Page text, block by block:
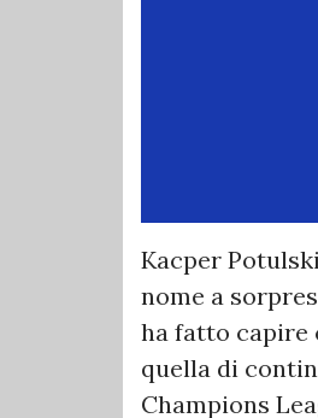
Kacper
nome a
ha fatto capire
quella di
Champions